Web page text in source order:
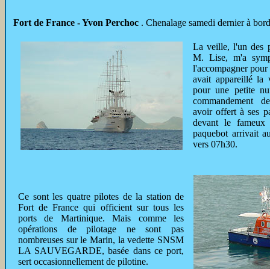
Fort de France - Yvon Perchoc . Chenalage samedi dernier à
La veille, l'un des
M. Lise, m'a
l'accompagner
avait appareillé la
pour une petite
commandement
avoir offert à ses
devant le
paquebot arrivait
vers 07h30.
Ce sont les quatre pilotes de la station de
Fort de France qui officient sur tous les
ports de Martinique. Mais comme les
opérations de pilotage ne sont pas
nombreuses sur le Marin, la vedette SNSM
LA SAUVEGARDE, basée dans ce port,
sert occasionnellement de pilotine.